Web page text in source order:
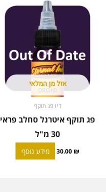
אזל מן המלאי
דיו פג תוקף
פג תוקף איטרנל סחלב פראי
30 מ"ל
30.00 ₪ מידע נוסף